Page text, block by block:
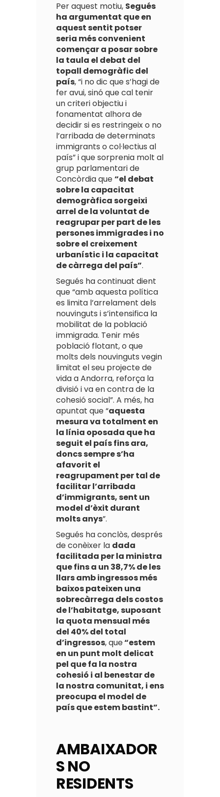
Per aquest motiu, Segués
ha argumentat que en
aquest sentit potser
seria més convenient
començar a posar sobre
la taula el debat del
topall demogràfic del
país, “i no dic que s’hagi de
fer avui, sinó que cal tenir
un criteri objectiu i
fonamentat alhora de
decidir si es restringeix o no
l’arribada de determinats
immigrants o col·lectius al
país” i que sorprenia molt al
grup parlamentari de
Concòrdia que“el debat
sobre la capacitat
demogràfica sorgeixi
arrel de la voluntat de
reagrupar per part de les
persones immigrades i no
sobre el creixement
urbanístic i la capacitat
de càrrega del país”.
Segués ha continuat dient
que “amb aquesta política
es limita l’arrelament dels
nouvinguts i s’intensifica la
mobilitat de la població
immigrada. Tenir més
població flotant, o que
molts dels nouvinguts vegin
limitat el seu projecte de
vida a Andorra, reforça la
divisió i va en contra de la
cohesió social”. A més, ha
apuntat que “aquesta
mesura va totalment en
la línia oposada que ha
seguit el país fins ara,
doncs sempre s’ha
afavorit el
reagrupament per tal de
facilitar l’arribada
d’immigrants, sent un
model d’èxit durant
molts anys”.
Segués ha conclòs, després
de conèixer la dada
facilitada per la ministra
que fins a un 38,7% de les
llars amb ingressos més
baixos pateixen una
sobrecàrrega dels costos
de l’habitatge, suposant
la quota mensual més
del 40% del total
d’ingressos, que“estem
en un punt molt delicat
pel que fa la nostra
cohesió i al benestar de
la nostra comunitat, i ens
preocupa el model de
país que estem bastint”.
AMBAIXADOR
S NO
RESIDENTS